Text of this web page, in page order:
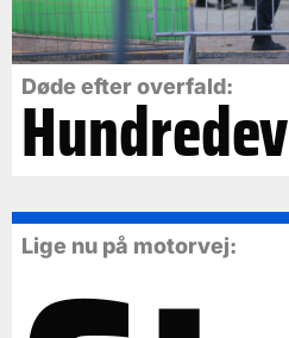
Døde efter overfald:
Lige nu på motorvej: